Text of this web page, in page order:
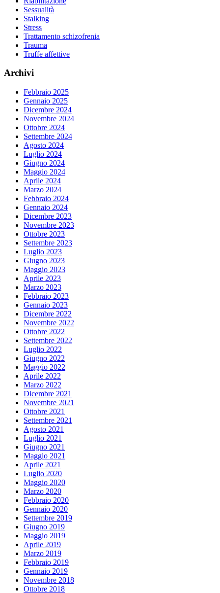
Sessualità
Stalking
Stress
Trattamento schizofrenia
Trauma
Truffe affettive
Archivi
Febbraio 2025
Gennaio 2025
Dicembre 2024
Novembre 2024
Ottobre 2024
Settembre 2024
Agosto 2024
Luglio 2024
Giugno 2024
Maggio 2024
Aprile 2024
Marzo 2024
Febbraio 2024
Gennaio 2024
Dicembre 2023
Novembre 2023
Ottobre 2023
Settembre 2023
Luglio 2023
Giugno 2023
Maggio 2023
Aprile 2023
Marzo 2023
Febbraio 2023
Gennaio 2023
Dicembre 2022
Novembre 2022
Ottobre 2022
Settembre 2022
Luglio 2022
Giugno 2022
Maggio 2022
Aprile 2022
Marzo 2022
Dicembre 2021
Novembre 2021
Ottobre 2021
Settembre 2021
Agosto 2021
Luglio 2021
Giugno 2021
Maggio 2021
Aprile 2021
Luglio 2020
Maggio 2020
Marzo 2020
Febbraio 2020
Gennaio 2020
Settembre 2019
Giugno 2019
Maggio 2019
Aprile 2019
Marzo 2019
Febbraio 2019
Gennaio 2019
Novembre 2018
Ottobre 2018